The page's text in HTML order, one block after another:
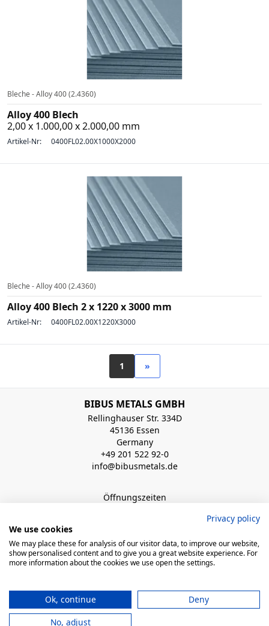
Bleche - Alloy 400 (2.4360)
Alloy 400 Blech
2,00 x 1.000,00 x 2.000,00 mm
Artikel-Nr: 0400FL02.00X1000X2000
Bleche - Alloy 400 (2.4360)
Alloy 400 Blech 2 x 1220 x 3000 mm
Artikel-Nr: 0400FL02.00X1220X3000
1 »
BIBUS METALS GMBH
Rellinghauser Str. 334D
45136 Essen
Germany
+49 201 522 92-0
info@bibusmetals.de
Öffnungszeiten
© 2026 BIBUS, all rights reserved
powered by polynorm
Privacy policy
We use cookies
We may place these for analysis of our visitor data, to improve our website,
show personalised content and to give you a great website experience. For
more information about the cookies we use open the settings.
Ok, continue
Deny
No, adjust